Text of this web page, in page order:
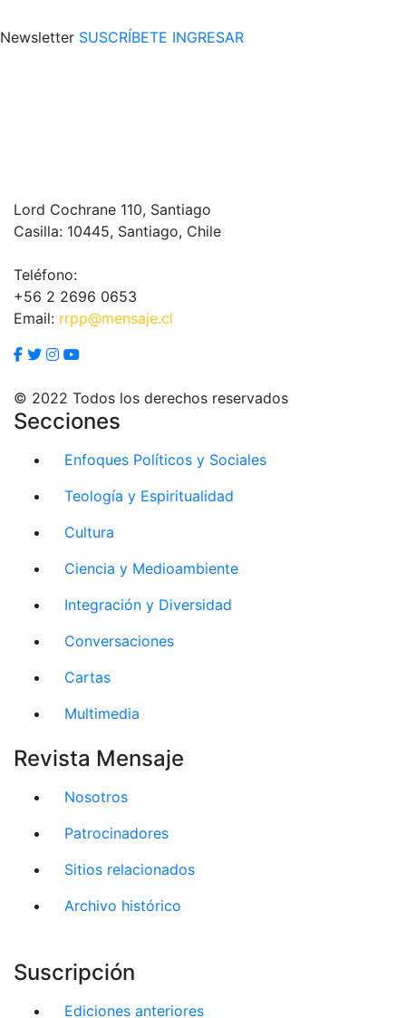
Newsletter SUSCRÍBETE INGRESAR
Lord Cochrane 110, Santiago
Casilla: 10445, Santiago, Chile
Teléfono:
+56 2 2696 0653
Email: rrpp@mensaje.cl
© 2022 Todos los derechos reservados
Secciones
Enfoques Políticos y Sociales
Teología y Espiritualidad
Cultura
Ciencia y Medioambiente
Integración y Diversidad
Conversaciones
Cartas
Multimedia
Revista Mensaje
Nosotros
Patrocinadores
Sitios relacionados
Archivo histórico
Suscripción
Ediciones anteriores